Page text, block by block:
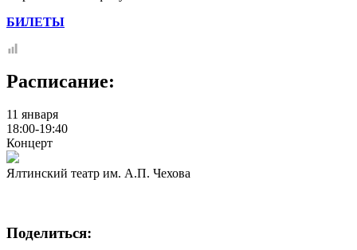
БИЛЕТЫ
Расписание:
11 января
18:00-19:40
Концерт
Ялтинский театр им. А.П. Чехова
Поделиться: